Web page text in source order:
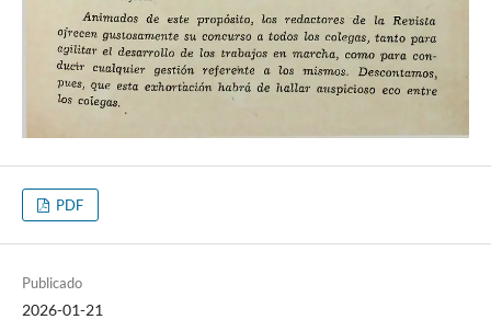
PDF
Publicado
2026-01-21